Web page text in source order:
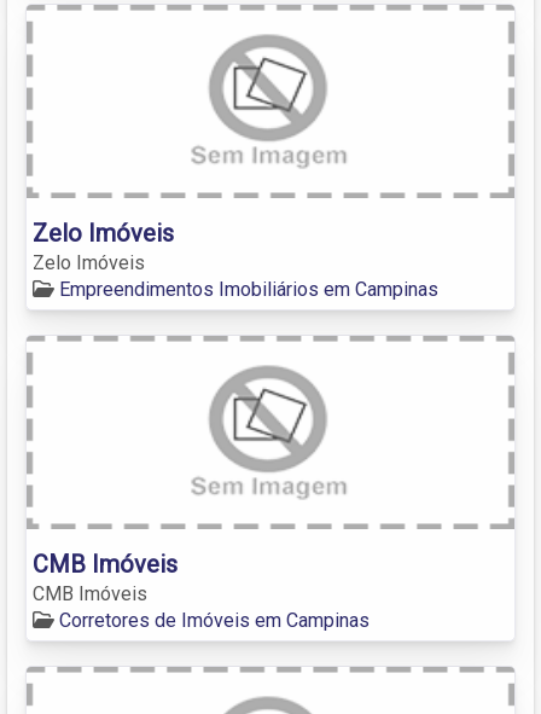
Zelo Imóveis
Zelo Imóveis
Empreendimentos Imobiliários em Campinas
CMB Imóveis
CMB Imóveis
Corretores de Imóveis em Campinas